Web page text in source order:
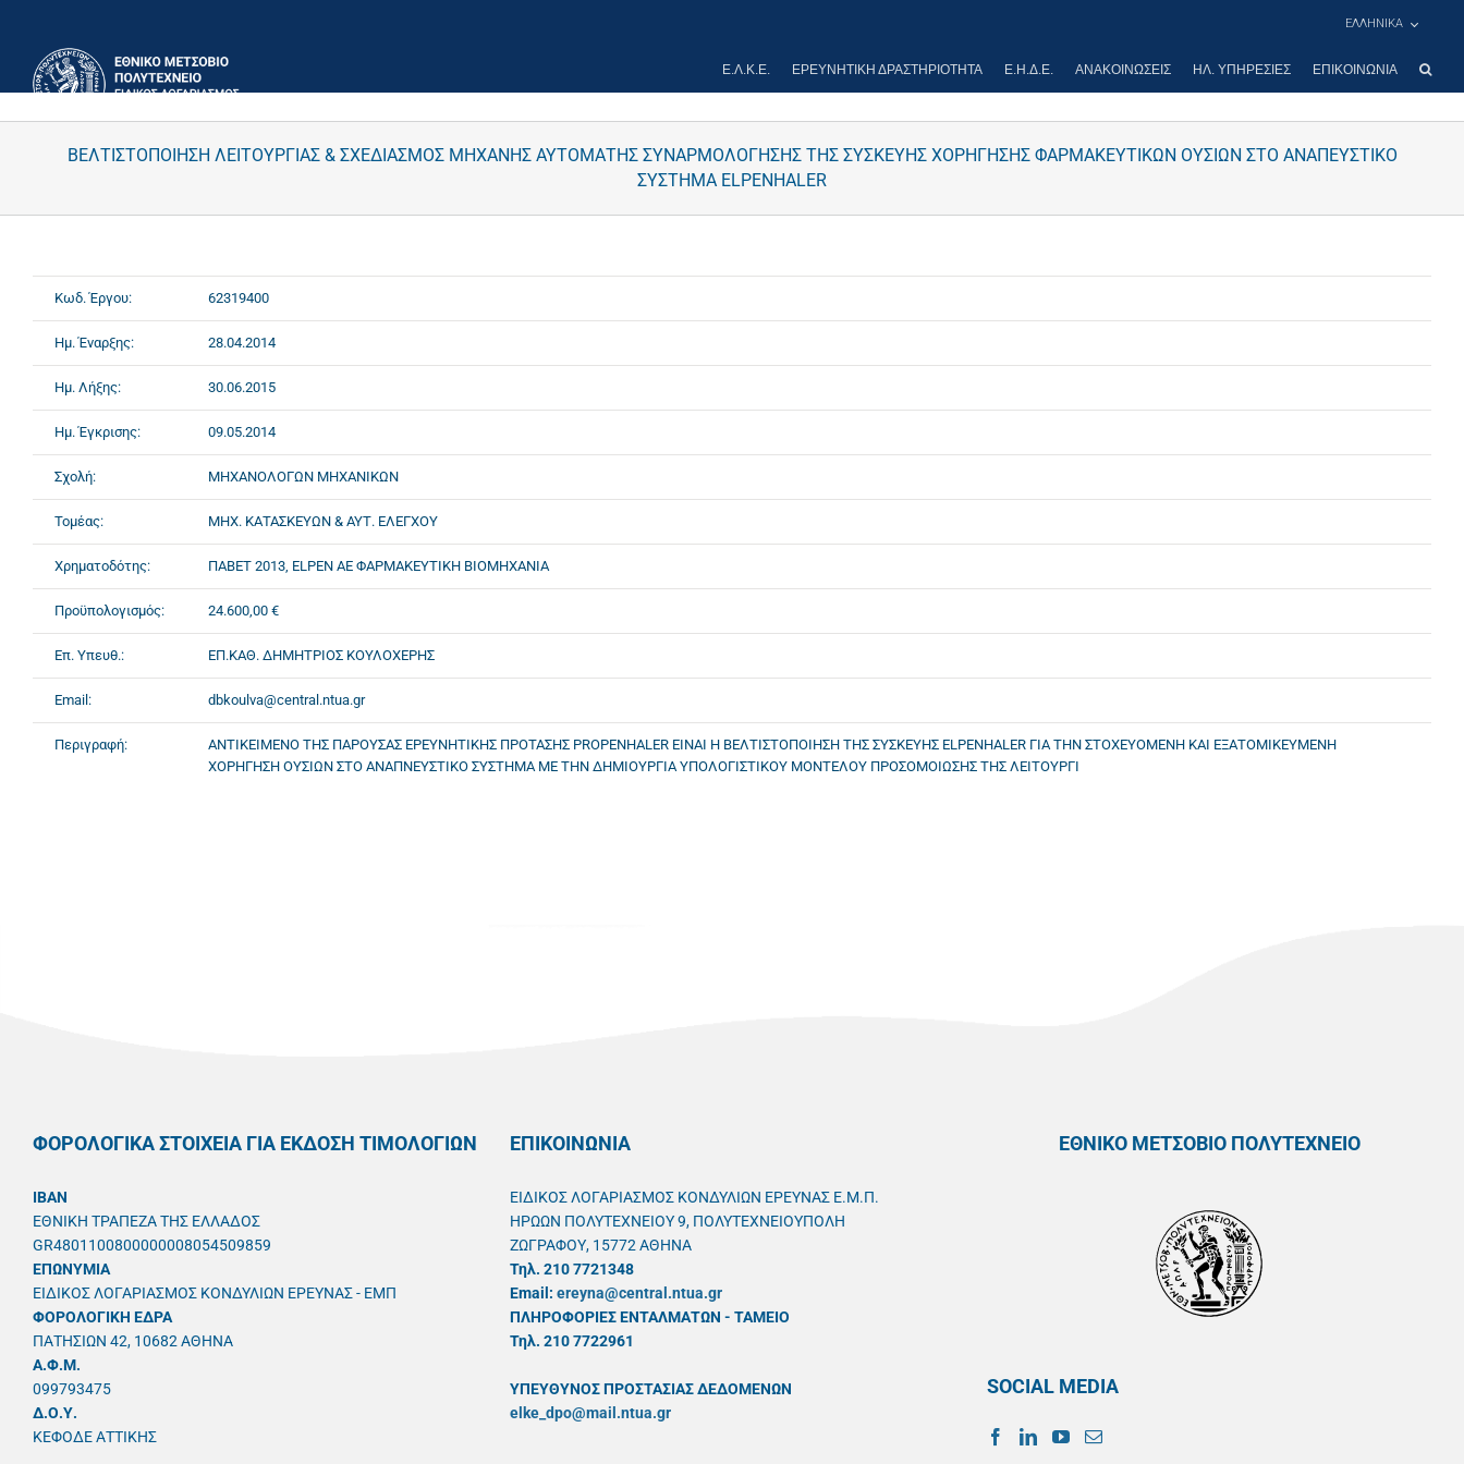
περιεχόμενο
ΕΛΛΗΝΙΚΑ
Ε.Λ.Κ.Ε. ΕΡΕΥΝΗΤΙΚΉ ΔΡΑΣΤΗΡΙΌΤΗΤΑ Ε.Η.Δ.Ε. ΑΝΑΚΟΙΝΏΣΕΙΣ ΗΛ. ΥΠΗΡΕΣΊΕΣ ΕΠΙΚΟΙΝΩΝΊΑ
ΒΕΛΤΙΣΤΟΠΟΙΗΣΗ ΛΕΙΤΟΥΡΓΙΑΣ & ΣΧΕΔΙΑΣΜΟΣ ΜΗΧΑΝΗΣ ΑΥΤΟΜΑΤΗΣ ΣΥΝΑΡΜΟΛΟΓΗΣΗΣ ΤΗΣ ΣΥΣΚΕΥΗΣ ΧΟΡΗΓΗΣΗΣ ΦΑΡΜΑΚΕΥΤΙΚΩΝ ΟΥΣΙΩΝ ΣΤΟ ΑΝΑΠΕΥΣΤΙΚΟ
ΣΥΣΤΗΜΑ ELPENHALER
Κωδ. Έργου: 62319400
Ημ. Έναρξης: 28.04.2014
Ημ. Λήξης: 30.06.2015
Ημ. Έγκρισης: 09.05.2014
Σχολή: ΜΗΧΑΝΟΛΟΓΩΝ ΜΗΧΑΝΙΚΩΝ
Τομέας: ΜΗΧ. ΚΑΤΑΣΚΕΥΩΝ & ΑΥΤ. ΕΛΕΓΧΟΥ
Χρηματοδότης: ΠΑΒΕΤ 2013, ELPEN ΑΕ ΦΑΡΜΑΚΕΥΤΙΚΗ ΒΙΟΜΗΧΑΝΙΑ
Προϋπολογισμός: 24.600,00 €
Επ. Υπευθ.: ΕΠ.ΚΑΘ. ΔΗΜΗΤΡΙΟΣ ΚΟΥΛΟΧΕΡΗΣ
Email: dbkoulva@central.ntua.gr
Περιγραφή:
ΑΝΤΙΚΕΙΜΕΝΟ ΤΗΣ ΠΑΡΟΥΣΑΣ ΕΡΕΥΝΗΤΙΚΗΣ ΠΡΟΤΑΣΗΣ PROPENHALER ΕΙΝΑΙ Η ΒΕΛΤΙΣΤΟΠΟΙΗΣΗ ΤΗΣ ΣΥΣΚΕΥΗΣ ELPENHALER ΓΙΑ ΤΗΝ ΣΤΟΧΕΥΟΜΕΝΗ ΚΑΙ ΕΞΑΤΟΜΙΚΕΥΜΕΝΗ
ΧΟΡΗΓΗΣΗ ΟΥΣΙΩΝ ΣΤΟ ΑΝΑΠΝΕΥΣΤΙΚΟ ΣΥΣΤΗΜΑ ΜΕ ΤΗΝ ΔΗΜΙΟΥΡΓΙΑ ΥΠΟΛΟΓΙΣΤΙΚΟΥ ΜΟΝΤΕΛΟΥ ΠΡΟΣΟΜΟΙΩΣΗΣ ΤΗΣ ΛΕΙΤΟΥΡΓΙ
ΦΟΡΟΛΟΓΙΚΑ ΣΤΟΙΧΕΙΑ ΓΙΑ ΕΚΔΟΣΗ ΤΙΜΟΛΟΓΙΩΝ
IBAN
ΕΘΝΙΚΗ ΤΡΑΠΕΖΑ ΤΗΣ ΕΛΛΑΔΟΣ
GR4801100800000008054509859
ΕΠΩΝΥΜΙΑ
ΕΙΔΙΚΟΣ ΛΟΓΑΡΙΑΣΜΟΣ ΚΟΝΔΥΛΙΩΝ ΕΡΕΥΝΑΣ - ΕΜΠ
ΦΟΡΟΛΟΓΙΚΗ ΕΔΡΑ
ΠΑΤΗΣΙΩΝ 42, 10682 ΑΘΗΝΑ
A.Φ.Μ.
099793475
Δ.Ο.Υ.
ΚΕΦΟΔΕ ΑΤΤΙΚΗΣ
ΕΠΙΚΟΙΝΩΝΙΑ
ΕΙΔΙΚΟΣ ΛΟΓΑΡΙΑΣΜΟΣ ΚΟΝΔΥΛΙΩΝ ΕΡΕΥΝΑΣ Ε.Μ.Π.
ΗΡΩΩΝ ΠΟΛΥΤΕΧΝΕΙΟΥ 9, ΠΟΛΥΤΕΧΝΕΙΟΥΠΟΛΗ
ΖΩΓΡΑΦΟΥ, 15772 ΑΘΗΝΑ
Τηλ. 210 7721348
Email: ereyna@central.ntua.gr
ΠΛΗΡΟΦΟΡΙΕΣ ΕΝΤΑΛΜΑΤΩΝ - ΤΑΜΕΙΟ
Τηλ. 210 7722961
ΥΠΕΥΘYΝΟΣ ΠΡΟΣΤΑΣΙΑΣ ΔΕΔΟΜΕΝΩΝ
elke_dpo@mail.ntua.gr
ΕΘΝΙΚΟ ΜΕΤΣΟΒΙΟ ΠΟΛΥΤΕΧΝΕΙΟ
SOCIAL MEDIA